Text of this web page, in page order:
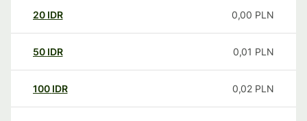
20 IDR 0,00 PLN
50 IDR 0,01 PLN
100 IDR 0,02 PLN